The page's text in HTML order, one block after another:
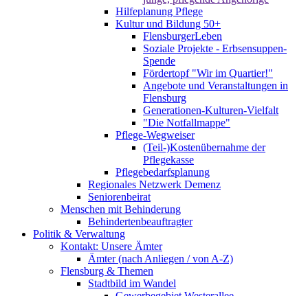
Hilfeplanung Pflege
Kultur und Bildung 50+
FlensburgerLeben
Soziale Projekte - Erbsensuppen-
Spende
Fördertopf "Wir im Quartier!"
Angebote und Veranstaltungen in
Flensburg
Generationen-Kulturen-Vielfalt
"Die Notfallmappe"
Pflege-Wegweiser
(Teil-)Kostenübernahme der
Pflegekasse
Pflegebedarfsplanung
Regionales Netzwerk Demenz
Seniorenbeirat
Menschen mit Behinderung
Behindertenbeauftragter
Politik & Verwaltung
Kontakt: Unsere Ämter
Ämter (nach Anliegen / von A-Z)
Flensburg & Themen
Stadtbild im Wandel